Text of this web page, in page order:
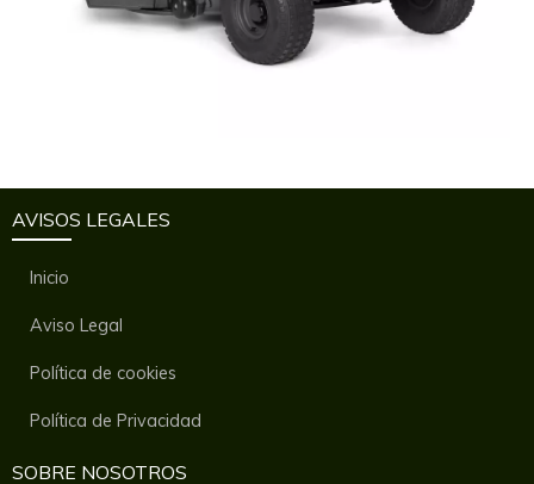
AVISOS LEGALES
Inicio
Aviso Legal
Política de cookies
Política de Privacidad
SOBRE NOSOTROS